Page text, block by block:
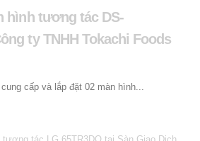
hình tương tác DS-
ty TNHH Tokachi Foods
cấp và lắp đặt 02 màn hình...